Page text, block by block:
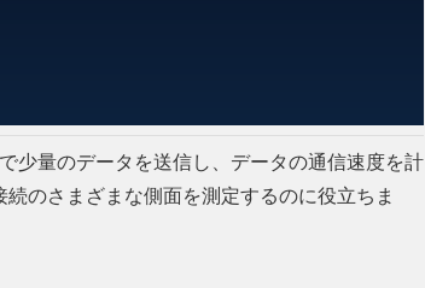
少量のデータを送信し、データの通信速度を計
のさまざまな側面を測定するのに役立ちま